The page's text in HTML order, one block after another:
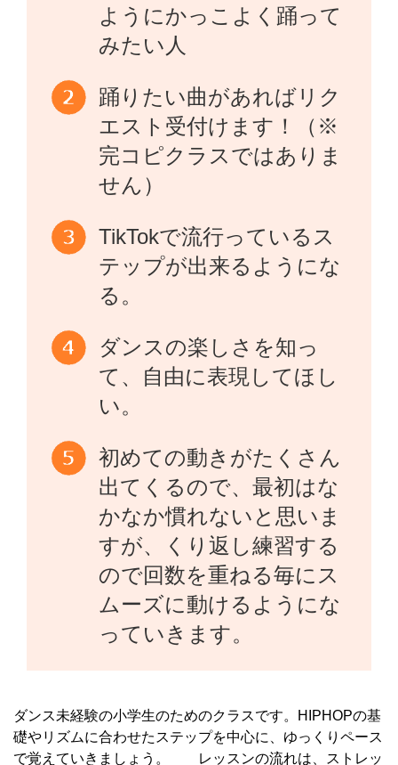
ようにかっこよく踊って
みたい人
踊りたい曲があればリク
エスト受付けます！（※
完コピクラスではありま
せん）
TikTokで流行っているス
テップが出来るようにな
る。
ダンスの楽しさを知っ
て、自由に表現してほし
い。
初めての動きがたくさん
出てくるので、最初はな
かなか慣れないと思いま
すが、くり返し練習する
ので回数を重ねる毎にス
ムーズに動けるようにな
っていきます。
ダンス未経験の小学生のためのクラスです。HIPHOPの基
礎やリズムに合わせたステップを中心に、ゆっくりペース
で覚えていきましょう。 レッスンの流れは、ストレッ